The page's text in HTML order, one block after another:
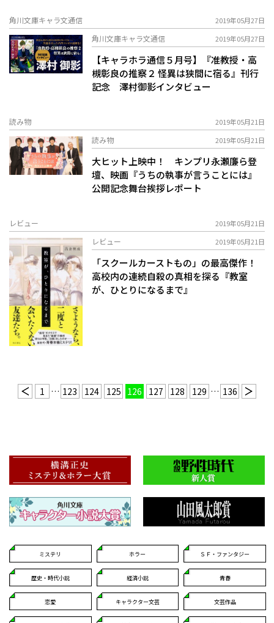
角川文庫キャラ文通信 2019年05月27日
角川文庫キャラ文通信 2019年05月27日
【キャラホラ通信５月号】『准教授・高
槻彰良の推察２ 怪異は狭間に宿る』刊行
記念 澤村御影インタビュー
読み物 2019年05月21日
読み物 2019年05月21日
大ヒット上映中！ キンプリ永瀬廉ら登
壇、映画『うちの執事が言うことには』
公開記念舞台挨拶レポート
レビュー 2019年05月21日
レビュー 2019年05月21日
「スクールカーストもの」の最高傑作！
高校内の連続自殺の真相を探る『教室
が、ひとりになるまで』
1 … 123 124 125 126 127 128 129 … 136
ミステリ ホラー ＳＦ・ファンタジー
歴史・時代小説 経済小説 青春
恋愛 キャラクター文芸 文芸作品